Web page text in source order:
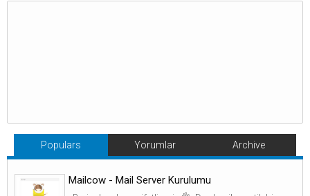
Populars Yorumlar Archive
Mailcow - Mail Server Kurulumu